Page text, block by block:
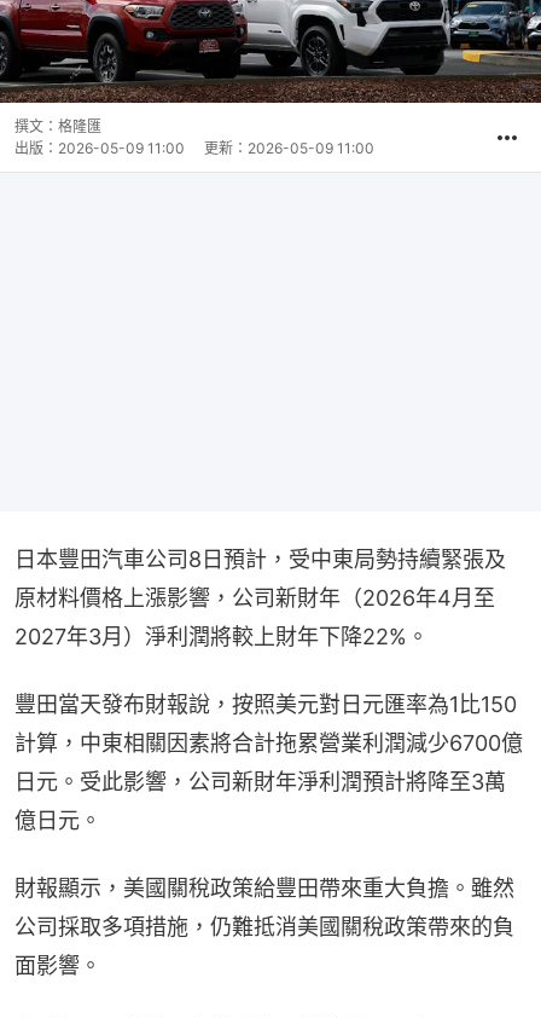
撰文： 格隆匯
出版： 2026-05-09 11:00 更新： 2026-05-09 11:00
日本豐田汽車公司8日預計，受中東局勢持續緊張及
原材料價格上漲影響，公司新財年（2026年4月至
2027年3月）淨利潤將較上財年下降22%。
豐田當天發布財報說，按照美元對日元匯率為1比150
計算，中東相關因素將合計拖累營業利潤減少6700億
日元。受此影響，公司新財年淨利潤預計將降至3萬
億日元。
財報顯示，美國關稅政策給豐田帶來重大負擔。雖然
公司採取多項措施，仍難抵消美國關稅政策帶來的負
面影響。